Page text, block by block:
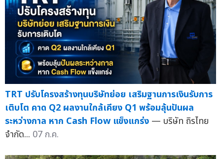
TRT ปรับโครงสร้างทุนบริษัทย่อย เสริมฐานการเงินรับการ
เติบโต คาด Q2 ผลงานใกล้เคียง Q1 พร้อมลุ้นปันผล
ระหว่างกาล หาก Cash Flow แข็งแกร่ง — บริษัท ถิรไทย
จำกัด... 07 ก.ค.